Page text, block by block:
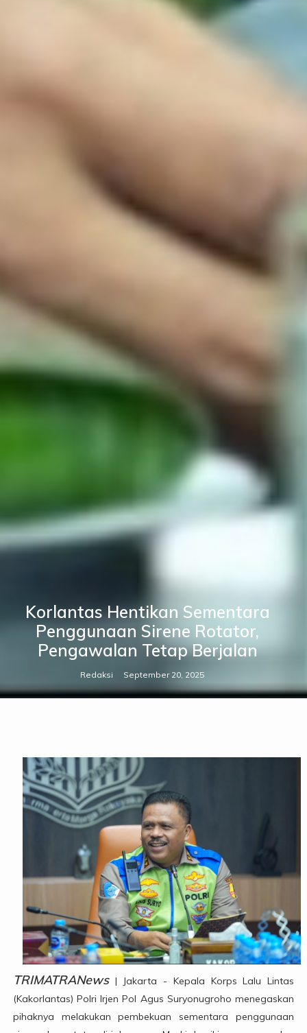
Korlantas Hentikan Sementara
Penggunaan Sirene Rotator,
Pengawalan Tetap Berjalan
Redaksi September 20, 2025
TRIMATRANews| Jakarta - Kepala Korps Lalu Lintas
(Kakorlantas) Polri Irjen Pol Agus Suryonugroho menegaskan
pihaknya melakukan pembekuan sementara penggunaan